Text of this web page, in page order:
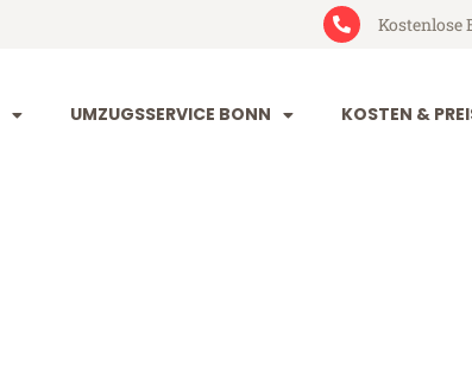
Kostenlose
UMZUGSSERVICE BONN KOSTEN &